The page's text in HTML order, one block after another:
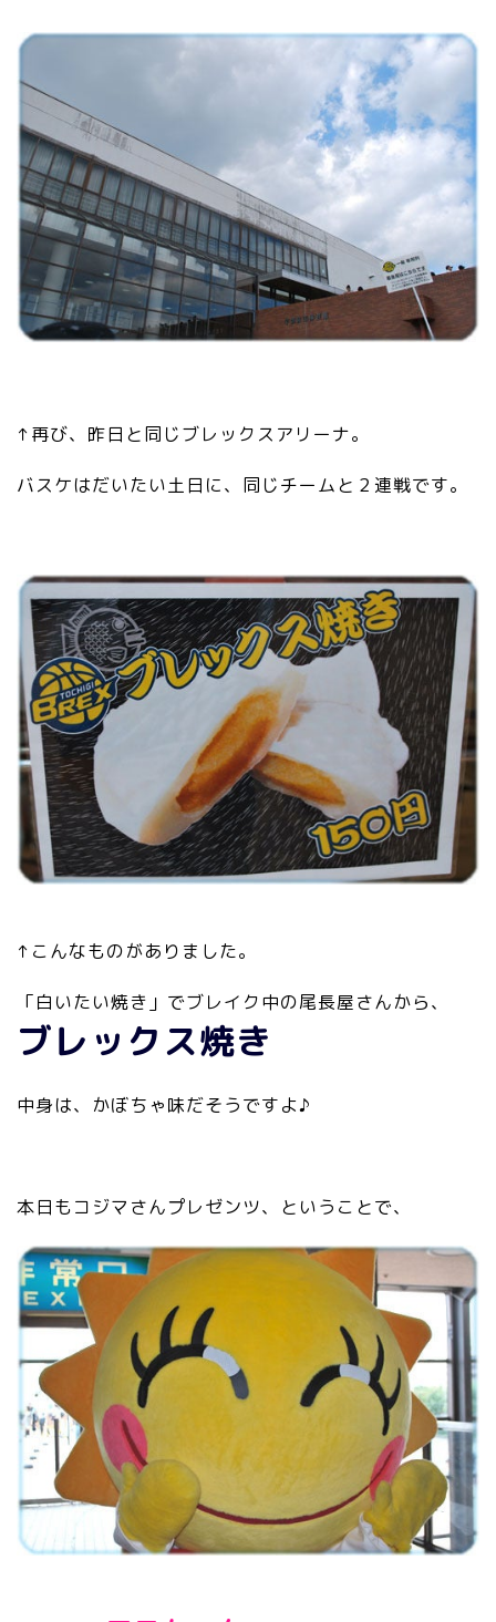
↑再び、昨日と同じブレックスアリーナ。
バスケはだいたい土日に、同じチームと２連戦です。
↑こんなものがありました。
「白いたい焼き」でブレイク中の尾長屋さんから、
ブレックス焼き
中身は、かぼちゃ味だそうですよ♪
本日もコジマさんプレゼンツ、ということで、